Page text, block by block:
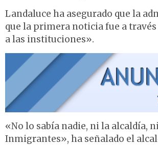
Landaluce ha asegurado que la
que la primera noticia fue a
a las instituciones».
«No lo sabía nadie, ni la alcaldía,
Inmigrantes», ha señalado el